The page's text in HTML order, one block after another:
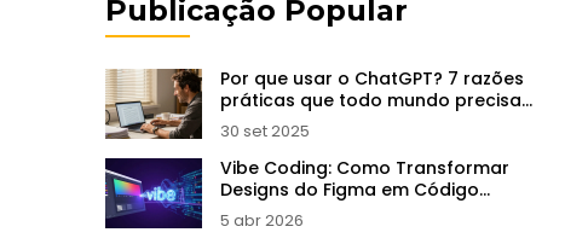
Publicação Popular
Por que usar o ChatGPT? 7 razões
práticas que todo mundo precisa
saber
30 set 2025
Vibe Coding: Como Transformar
Designs do Figma em Código
Funcional
5 abr 2026